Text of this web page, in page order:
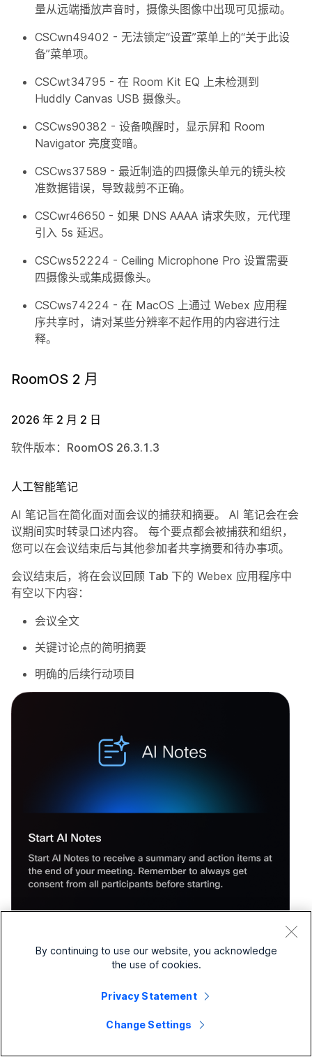
量从远端播放声音时，摄像头图像中出现可见振动。
CSCwn49402 - 无法锁定“设置”菜单上的“关于此设
备”菜单项。
CSCwt34795 - 在 Room Kit EQ 上未检测到
Huddly Canvas USB 摄像头。
CSCws90382 - 设备唤醒时，显示屏和 Room
Navigator 亮度变暗。
CSCws37589 - 最近制造的四摄像头单元的镜头校
准数据错误，导致裁剪不正确。
CSCwr46650 - 如果 DNS AAAA 请求失败，元代理
引入 5s 延迟。
CSCws52224 - Ceiling Microphone Pro 设置需要
四摄像头或集成摄像头。
CSCws74224 - 在 MacOS 上通过 Webex 应用程
序共享时，请对某些分辨率不起作用的内容进行注
释。
RoomOS 2 月
2026 年 2 月 2 日
软件版本：RoomOS 26.3.1.3
人工智能笔记
AI 笔记旨在简化面对面会议的捕获和摘要。 AI 笔记会在会
议期间实时转录口述内容。 每个要点都会被捕获和组织，
您可以在会议结束后与其他参加者共享摘要和待办事项。
会议结束后，将在会议回顾 Tab 下的 Webex 应用程序中
有空以下内容：
会议全文
关键讨论点的简明摘要
明确的后续行动项目
通过在 Home 屏幕上选择新的 AI 笔记 按钮来启动 AI 笔
事项。 屏幕上出现 AI Assistant 面板，表示助理处于活动
By continuing to use our website, you acknowledge
the use of cookies.
Privacy Statement
Change Settings